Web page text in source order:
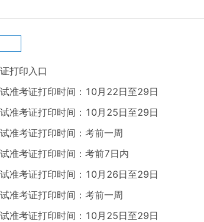
打印入口
准考证打印时间：10月22日至29日
准考证打印时间：10月25日至29日
准考证打印时间：考前一周
准考证打印时间：考前7日内
准考证打印时间：10月26日至29日
准考证打印时间：考前一周
准考证打印时间：10月25日至29日